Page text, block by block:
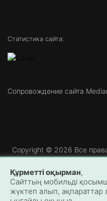
Статистика сайта:
Сопровождение сайта
Copyright © 2026 Все
Құрметті оқырман,
Сайттың мобильді
жүктеп алып, ақпараттар